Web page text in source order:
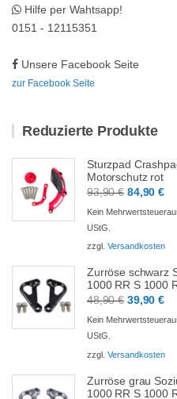
Hilfe per Wahtsapp!
0151 - 12115351
Unsere Facebook Seite
zur Facebook Seite
Reduzierte Produkte
Sturzpad
Motorschutz rot
93,90€
Preis
93,90 €
84,90€
Kein
UStG.
zzgl. Versandkosten
Zurröse schwarz
1000 RR S 1000
48,90€
Preis
48,90 €
39,90€
Kein
UStG.
zzgl. Versandkosten
Zurröse grau
1000 RR S 1000